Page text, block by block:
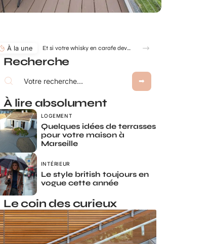
À la une Et si votre whisky en carafe devenait la pièce maîtresse de votre salon ?
Recherche
À lire absolument
LOGEMENT
Quelques idées de terrasses
pour votre maison à
Marseille
INTÉRIEUR
Le style british toujours en
vogue cette année
Le coin des curieux